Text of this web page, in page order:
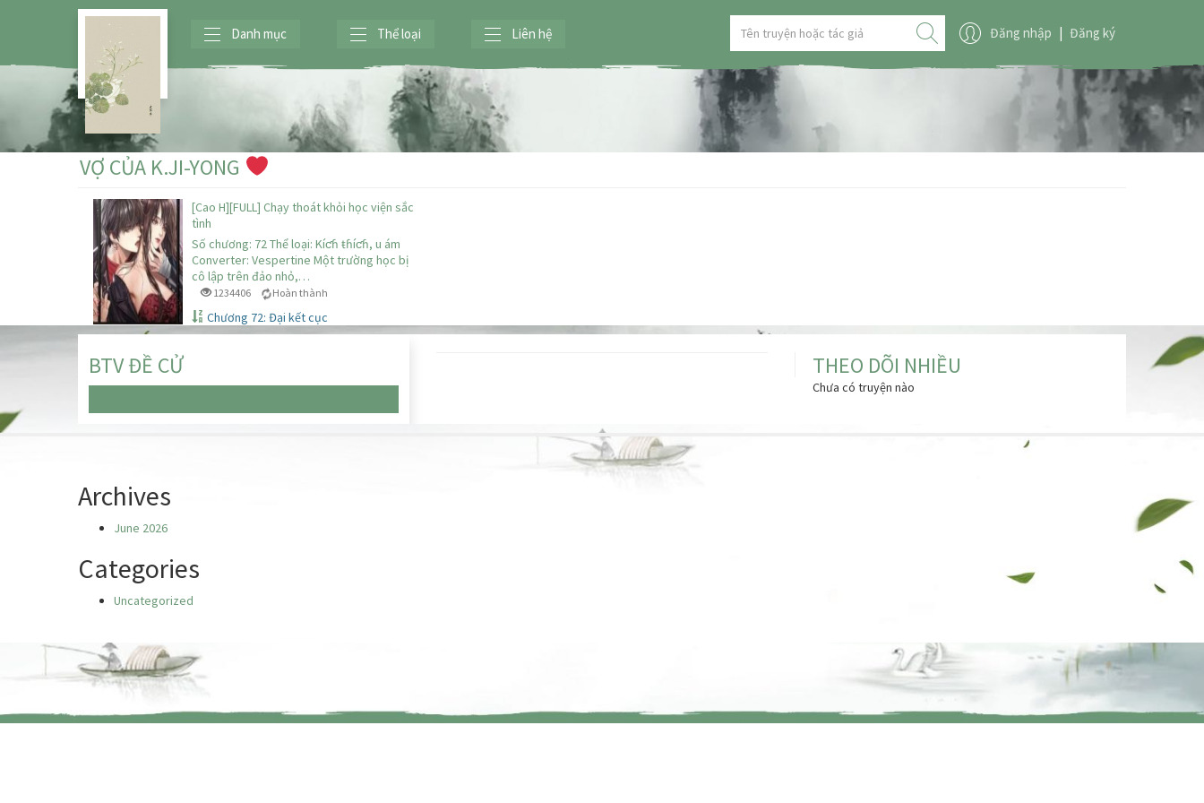
Danh mục Thể loại Liên hệ Đăng nhập | Đăng ký
VỢ CỦA K.JI-YONG
[Cao H][FULL] Chạy thoát khỏi học viện sắc
tình
Số chương: 72 Thể loại: Kíƈɦ ŧɦíƈɦ, u ám
Converter: Vespertine Một trường học bị
cô lập trên đảo nhỏ,…
1234406 Hoàn thành
Chương 72: Đại kết cục
BTV ĐỀ CỬ THEO DÕI NHIỀU
Chưa có truyện nào
Archives
June 2026
Categories
Uncategorized